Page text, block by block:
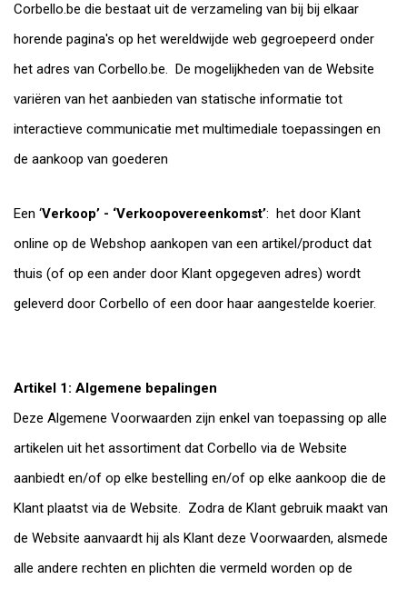
Corbello.be die bestaat uit de verzameling van bij bij elkaar
horende pagina's op het wereldwijde web gegroepeerd onder
het adres van Corbello.be. De mogelijkheden van de Website
variëren van het aanbieden van statische informatie tot
interactieve communicatie met multimediale toepassingen en
de aankoop van goederen
Een ‘Verkoop’ - ‘Verkoopovereenkomst’: het door Klant
online op de Webshop aankopen van een artikel/product dat
thuis (of op een ander door Klant opgegeven adres) wordt
geleverd door Corbello of een door haar aangestelde koerier.
Artikel 1: Algemene bepalingen
Deze Algemene Voorwaarden zijn enkel van toepassing op alle
artikelen uit het assortiment dat Corbello via de Website
aanbiedt en/of op elke bestelling en/of op elke aankoop die de
Klant plaatst via de Website. Zodra de Klant gebruik maakt van
de Website aanvaardt hij als Klant deze Voorwaarden, alsmede
alle andere rechten en plichten die vermeld worden op de